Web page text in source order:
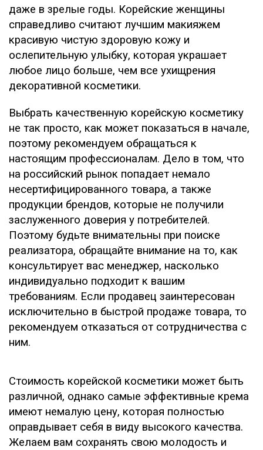
даже в зрелые годы. Корейские женщины
справедливо считают лучшим макияжем
красивую чистую здоровую кожу и
ослепительную улыбку, которая украшает
любое лицо больше, чем все ухищрения
декоративной косметики.
Выбрать качественную корейскую косметику
не так просто, как может показаться в начале,
поэтому рекомендуем обращаться к
настоящим профессионалам. Дело в том, что
на российский рынок попадает немало
несертифицированного товара, а также
продукции брендов, которые не получили
заслуженного доверия у потребителей.
Поэтому будьте внимательны при поиске
реализатора, обращайте внимание на то, как
консультирует вас менеджер, насколько
индивидуально подходит к вашим
требованиям. Если продавец заинтересован
исключительно в быстрой продаже товара, то
рекомендуем отказаться от сотрудничества с
ним.
Стоимость корейской косметики может быть
различной, однако самые эффективные крема
имеют немалую цену, которая полностью
оправдывает себя в виду высокого качества.
Желаем вам сохранять свою молодость и